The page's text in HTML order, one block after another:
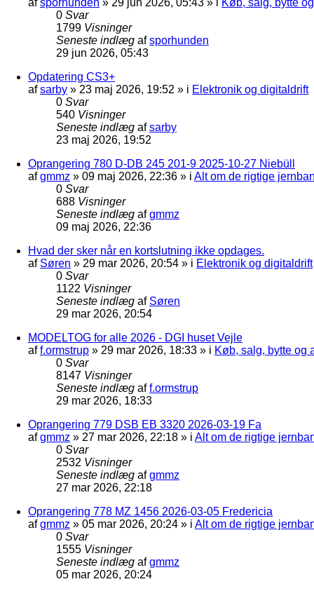
0 Svar
1799 Visninger
Seneste indlæg afsporhunden
29 jun 2026, 05:43
Opdatering CS3+
afsarby » 23 maj 2026, 19:52 » i Elektronik og digitaldrift
0 Svar
540 Visninger
Seneste indlæg afsarby
23 maj 2026, 19:52
Oprangering 780 D-DB 245 201-9 2025-10-27 Niebüll
afgmmz » 09 maj 2026, 22:36 » i Alt om de rigtige
0 Svar
688 Visninger
Seneste indlæg afgmmz
09 maj 2026, 22:36
Hvad der sker når en kortslutning ikke opdages.
af Søren » 29 mar 2026, 20:54 » i Elektronik og digitaldrift
0 Svar
1122 Visninger
Seneste indlæg af Søren
29 mar 2026, 20:54
MODELTOG for alle 2026 - DGI huset Vejle
aff.ormstrup » 29 mar 2026, 18:33 » i Køb, salg, bytte og
0 Svar
8147 Visninger
Seneste indlæg aff.ormstrup
29 mar 2026, 18:33
Oprangering 779 DSB EB 3320 2026-03-19 Fa
afgmmz » 27 mar 2026, 22:18 » i Alt om de rigtige
0 Svar
2532 Visninger
Seneste indlæg afgmmz
27 mar 2026, 22:18
Oprangering 778 MZ 1456 2026-03-05 Fredericia
afgmmz » 05 mar 2026, 20:24 » i Alt om de rigtige
0 Svar
1555 Visninger
Seneste indlæg afgmmz
05 mar 2026, 20:24